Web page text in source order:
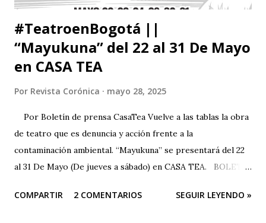
#TeatroenBogotá ||
“Mayukuna” del 22 al 31 De Mayo
en CASA TEA
Por Revista Corónica mayo 28, 2025
Por Boletín de prensa CasaTea Vuelve a las tablas la obra
de teatro que es denuncia y acción frente a la
contaminación ambiental. “Mayukuna” se presentará del 22
al 31 De Mayo (De jueves a sábado) en CASA TEA. BOLETÍN
a un medio ambiente saludable.” El arte es una herramienta
COMPARTIR 2 COMENTARIOS SEGUIR LEYENDO »